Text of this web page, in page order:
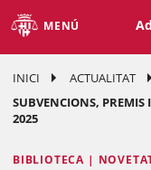
MENÚ
INICI ACTUALITAT
SUBVENCIONS, PREMIS
2025
BIBLIOTECA |